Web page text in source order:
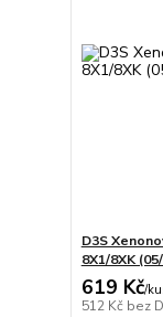
D3S
8X1/8XK
619 Kč/
512 Kč bez